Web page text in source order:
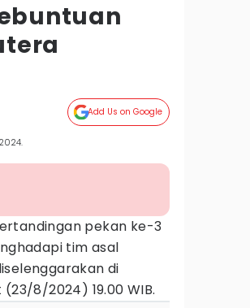
Add Us on Google
pekan ke-3
tim asal
di
8/2024) 19.00 WIB.